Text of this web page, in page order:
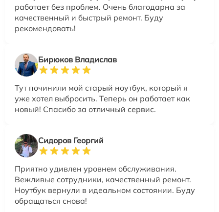
работает без проблем. Очень благодарна за
качественный и быстрый ремонт. Буду
рекомендовать!
Бирюков Владислав
Тут починили мой старый ноутбук, который я
уже хотел выбросить. Теперь он работает как
новый! Спасибо за отличный сервис.
Сидоров Георгий
Приятно удивлен уровнем обслуживания.
Вежливые сотрудники, качественный ремонт.
Ноутбук вернули в идеальном состоянии. Буду
обращаться снова!